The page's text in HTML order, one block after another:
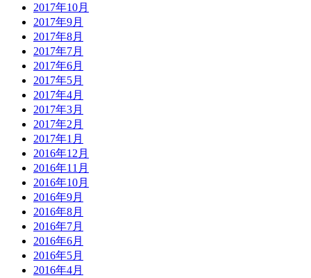
2017年10月
2017年9月
2017年8月
2017年7月
2017年6月
2017年5月
2017年4月
2017年3月
2017年2月
2017年1月
2016年12月
2016年11月
2016年10月
2016年9月
2016年8月
2016年7月
2016年6月
2016年5月
2016年4月